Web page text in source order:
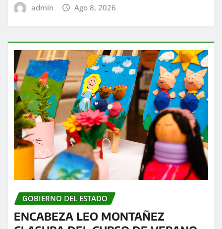
admin Ago 8, 2026
GOBIERNO DEL ESTADO
ENCABEZA LEO MONTAÑEZ